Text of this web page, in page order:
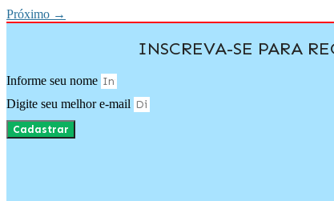
Próximo →
INSCREVA-SE PARA
Informe seu nome
Digite seu melhor e-mail
Cadastrar